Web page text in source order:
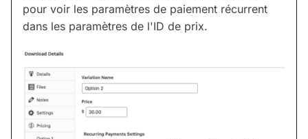
pour voir les paramètres de paiement récurrent
dans les paramètres de l'ID de prix.